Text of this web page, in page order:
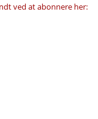
ved at abonnere her: